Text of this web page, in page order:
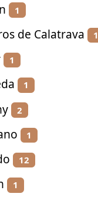
1
de Calatrava 1
1
1
2
1
12
1